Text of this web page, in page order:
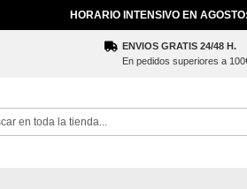
HORARIO INTENSIVO EN
ENVIOS GRATIS 24/48 H.
En pedidos superiores a